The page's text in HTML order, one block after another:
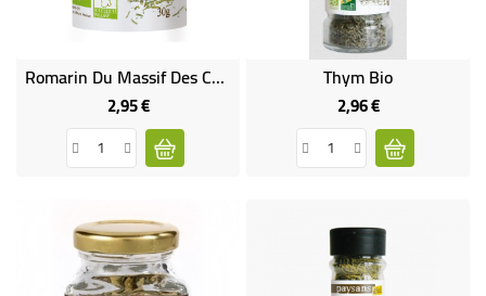
Romarin Du Massif Des Corbières Bio & Équitable
2,95 €Prix
Thym Bio
2,96 €Prix